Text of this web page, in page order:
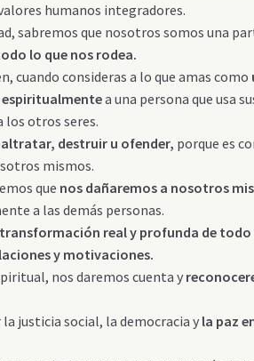
humanos integradores.
sabremos que nosotros somos una
lo que nos rodea.
cuando consideras a lo que amas como
espiritualmentea una persona que usa
los otros seres.
destruir u ofender, porque es
mismos.
que nos dañaremos a nosotros
a las demás personas.
transformación real y profunda de todo
y motivaciones.
nos daremos cuenta y
justicia social, la democracia y la paz